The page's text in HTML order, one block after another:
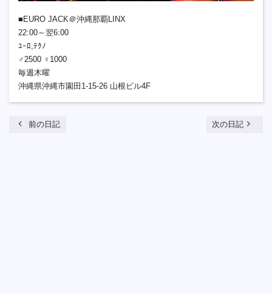
■EURO JACK＠沖縄那覇LINX
22:00～翌6:00
ﾕｰﾛ,ﾃｸﾉ
♂2500 ♀1000
毎週木曜
沖縄県沖縄市園田1-15-26 山根ビル4F
chevron_left 前の日記 次の日記 navigate_next